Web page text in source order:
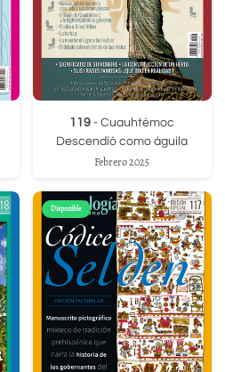
119 - Cuauhtémoc
Descendió como águila
Febrero 2025
Disponible